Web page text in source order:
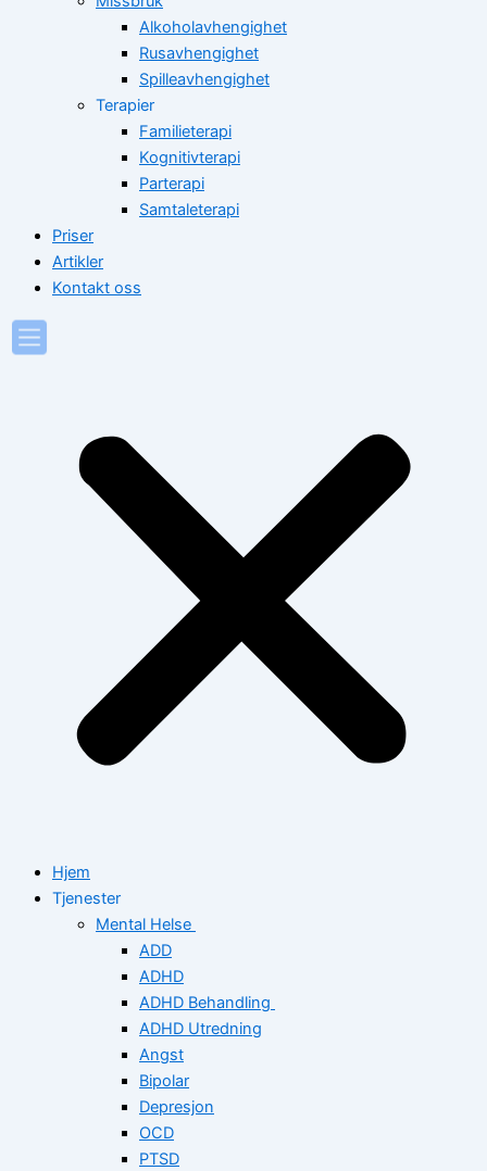
Alkoholavhengighet
Rusavhengighet
Spilleavhengighet
Terapier
Familieterapi
Kognitivterapi
Parterapi
Samtaleterapi
Priser
Artikler
Kontakt oss
Hjem
Tjenester
Mental Helse
ADD
ADHD
ADHD Behandling
ADHD Utredning
Angst
Bipolar
Depresjon
OCD
PTSD